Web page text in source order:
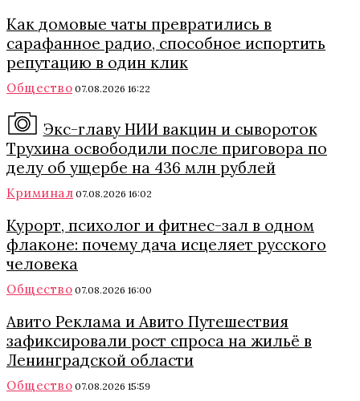
Как домовые чаты превратились в
сарафанное радио, способное испортить
репутацию в один клик
Общество 07.08.2026 16:22
Экс-главу НИИ вакцин и сывороток
Трухина освободили после приговора по
делу об ущербе на 436 млн рублей
Криминал 07.08.2026 16:02
Курорт, психолог и фитнес-зал в одном
флаконе: почему дача исцеляет русского
человека
Общество 07.08.2026 16:00
Авито Реклама и Авито Путешествия
зафиксировали рост спроса на жильё в
Ленинградской области
Общество 07.08.2026 15:59